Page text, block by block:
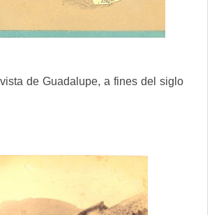
de Guadalupe, a fines del siglo